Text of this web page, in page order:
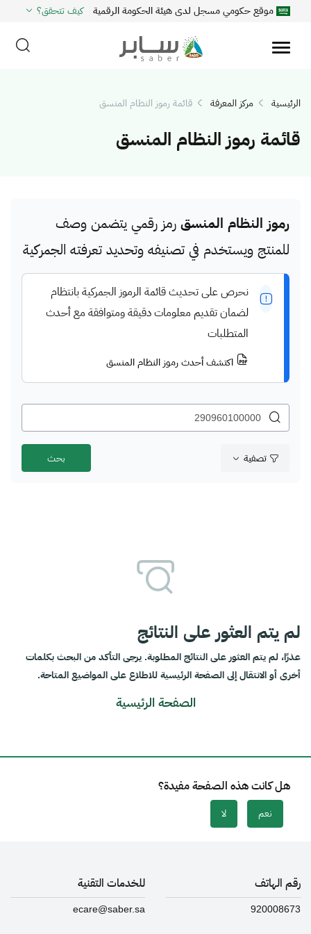
موقع حكومي مسجل لدى هيئة الحكومة الرقمية كيف تتحقق؟
الرئيسية مركز المعرفة قائمة رموز النظام المنسق
قائمة رموز النظام المنسق
رموز النظام المنسق رمز رقمي يتضمن وصف
للمنتج ويستخدم في تصنيفه وتحديد تعرفته الجمركية
نحرص على تحديث قائمة الرموز الجمركية بانتظام
لضمان تقديم معلومات دقيقة ومتوافقة مع أحدث
المتطلبات
اكتشف أحدث رموز النظام المنسق
تصفية
لم يتم العثور على النتائج
عذرًا، لم يتم العثور على النتائج المطلوبة. يرجى التأكد من البحث بكلمات
أخرى أو الانتقال إلى الصفحة الرئيسية للاطلاع على المواضيع المتاحة.
الصفحة الرئيسية
هل كانت هذه الصفحة مفيدة؟
نعم لا
رقم الهاتف
920008673
للخدمات التقنية
ecare@saber.sa